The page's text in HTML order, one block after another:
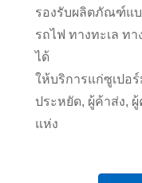
รองรับผลิตภัณฑ์แ
รถไฟ ทางทะเล ท
ได้
ให้บริการแก่ซูเปอ
ประหยัด, ผู้ค้าส่ง,
แห่ง